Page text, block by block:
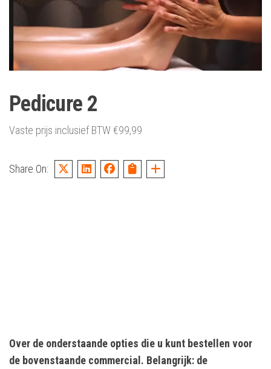
Pedicure 2
Vaste prijs inclusief BTW€99,99
Share On:
Over de onderstaande opties die u kunt bestellen voor
de bovenstaande commercial. Belangrijk: de